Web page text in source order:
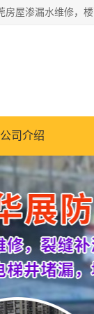
公司介绍